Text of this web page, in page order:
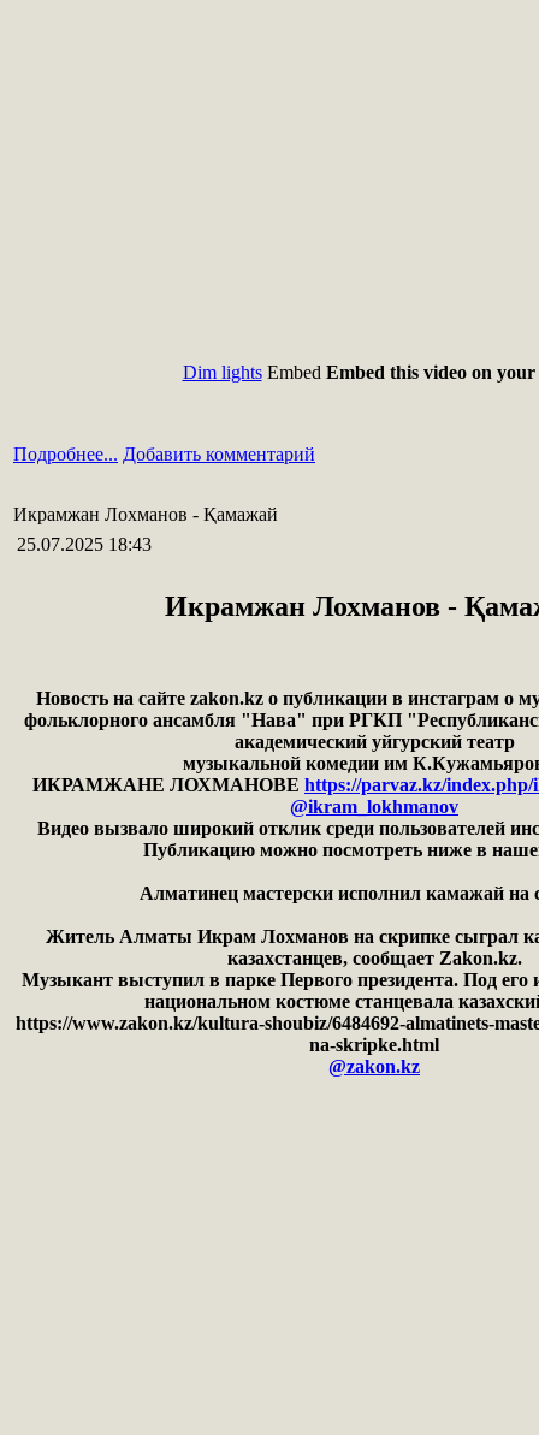
Dim lightsEmbed Embed this video on your
Подробнее... Добавить комментарий
Икрамжан Лохманов - Қамажай
25.07.2025 18:43
Икрамжан Лохманов -
Новость на сайте zakon.kz о публикации в инстаграм о
фольклорного ансамбля "Нава" при РГКП
академический уйгурский театр
музыкальной комедии им
ИКРАМЖАНЕ ЛОХМАНОВЕ https://parvaz.kz/
@ikram_lokhmanov
Видео вызвало широкий отклик среди пользователей
Публикацию можно посмотреть ниже в
Алматинец мастерски исполнил камажай на
Житель Алматы Икрам Лохманов на скрипке сыграл
казахстанцев, сообщает Zakon.kz.
Музыкант выступил в парке Первого президента. Под его
национальном костюме станцевала
https://www.zakon.kz/kultura-shoubiz/6484692-almatinets-
na-skripke.html
@zakon.kz